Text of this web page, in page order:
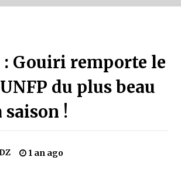
des camps d’été pour un deuxième
groupe d’enfants autistes
de la Promenade des Sablettes : Mis en
de bornes automatiques
Gouiri remporte le
du plus beau
saison !
1 an ago